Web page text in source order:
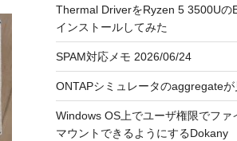
Thermal DriverをRyzen 5 3500Uの
インストールしてみた
SPAM対応メモ 2026/06/24
ONTAPシミュレータのaggregate
Windows OS上でユーザ権限でファ
マウントできるようにするDokany